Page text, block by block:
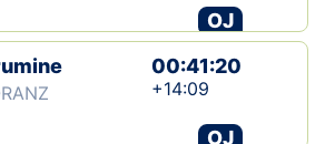
OJ
00:41:20
+14:09
OJ